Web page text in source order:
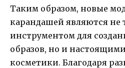
Таким образом, новые
карандашей являются не
инструментом для
образов, но и
косметики. Благодаря